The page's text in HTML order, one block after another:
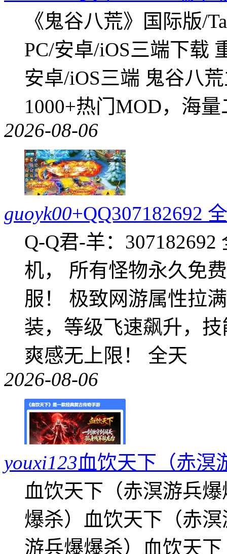
《鬼谷八荒》国际版/
PC/安卓/iOS三端下载
安卓/iOS三端 鬼谷八
1000+热门MOD，海
2026-08-06
guoyk00+QQ307182692
Q-Q君-羊：
机， 所有怪物永久免
服！ 极致网游属性拉
装，等级飞速飙升，
爽感无上限！ 全天
2026-08-06
youxi123血饮天下（赤溟
血饮天下（赤溟游兵
爆杀）血饮天下（赤
游兵爆爆杀）血饮天